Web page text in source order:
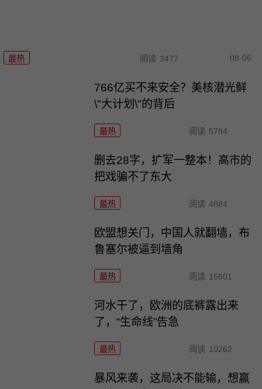
最热 阅读 3477 08-06
766亿买不来安全？美核潜光鲜
\"大计划\"的背后
最热 阅读 5784
删去28字，扩军一整本！高市的
把戏骗不了东大
最热 阅读 4884
欧盟想关门，中国人就翻墙，布
鲁塞尔被逼到墙角
最热 阅读 15601
河水干了，欧洲的底裤露出来
了，“生命线”告急
最热 阅读 10262
暴风来袭，这局决不能输，想赢